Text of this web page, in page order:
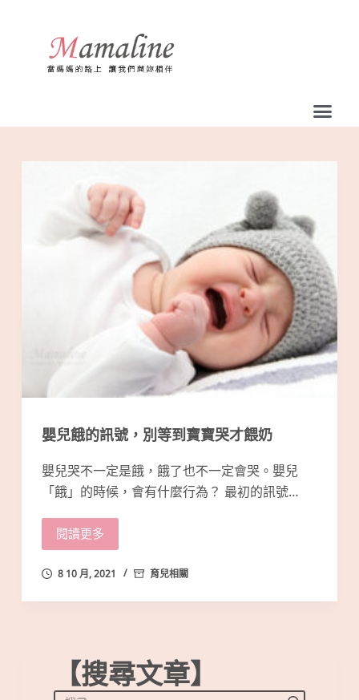
容
嬰兒餓的訊號，別等到寶寶哭才餵奶
嬰兒哭不一定是餓，餓了也不一定會哭。嬰兒
「餓」的時候，會有什麼行為？ 最初的訊號…
閱讀更多
8 10 月, 2021 育兒相關
【搜尋文章】